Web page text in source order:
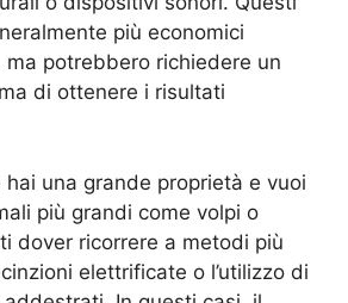
più economici
potrebbero richiedere un
di ottenere i risultati
hai una grande proprietà e vuoi
più grandi come volpi o
dover ricorrere a metodi più
elettrificate o l’utilizzo di